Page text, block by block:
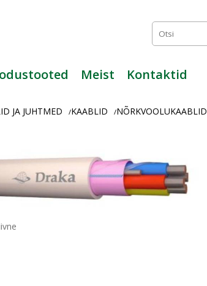
Meist Kontaktid
JA JUHTMED /KAABLID /NÕRKVOOLUKAABLID